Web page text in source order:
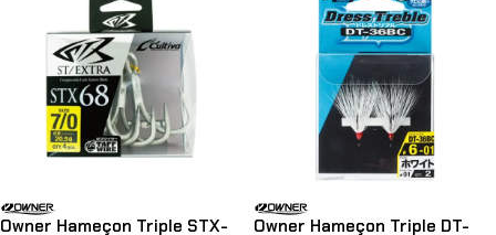
Owner Hameçon Triple STX-
Owner Hameçon Triple DT-